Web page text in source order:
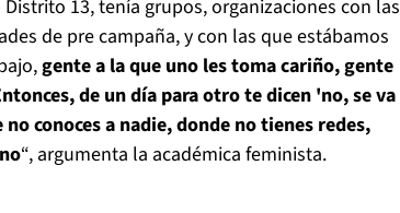
13, tenía grupos, organizaciones con las
de pre campaña, y con las que estábamos
gente a la que uno les toma cariño, gente
de un día para otro te dicen 'no, se va
conoces a nadie, donde no tienes redes,
“, argumenta la académica feminista.